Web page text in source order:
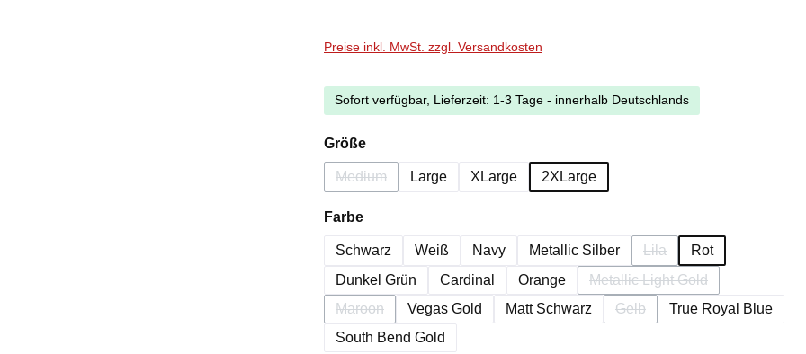
Preise inkl. MwSt. zzgl. Versandkosten
Sofort verfügbar, Lieferzeit: 1-3 Tage - innerhalb Deutschlands
Größeauswählen
Medium
(Diese Option ist zurzeit nicht verfügbar.)
Large XLarge 2XLarge
Farbeauswählen
Schwarz Weiß Navy Metallic Silber Lila
(Diese Option ist zurzeit
Rot
Dunkel Grün
Cardinal Orange Metallic Light Gold
(Diese Option ist zurzeit
Maroon
(Diese Option ist zurzeit nicht verfügbar.)
Vegas Gold Matt Schwarz Gelb
(Diese Option ist zurzeit nicht
True Royal Blue
South Bend Gold